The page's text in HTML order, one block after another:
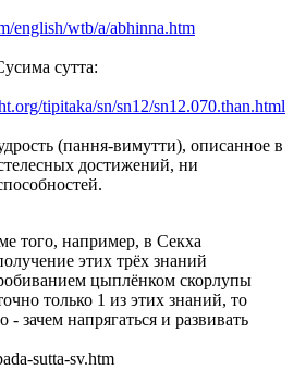
english/wtb/a/abhinna.htm
сутта:
tipitaka/sn/sn12/sn12.070.than.html
(пання-вимутти), описанное в
достижений, ни
того, например, в Секха
этих трёх знаний
цыплёнком скорлупы
только 1 из этих знаний, то
- зачем напрягаться и развивать
sutta-sv.htm